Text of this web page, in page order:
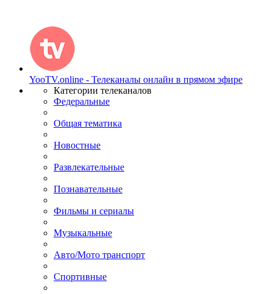
YooTV.online - Телеканалы онлайн в прямом эфире
Категории телеканалов
Федеральные
Общая тематика
Новостные
Развлекательные
Познавательные
Фильмы и сериалы
Музыкальные
Авто/Мото транспорт
Спортивные